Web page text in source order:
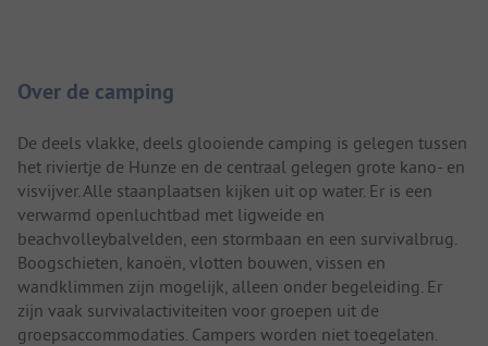
Over de camping
De deels vlakke, deels glooiende camping is gelegen tussen
het riviertje de Hunze en de centraal gelegen grote kano- en
visvijver. Alle staanplaatsen kijken uit op water. Er is een
verwarmd openluchtbad met ligweide en
beachvolleybalvelden, een stormbaan en een survivalbrug.
Boogschieten, kanoën, vlotten bouwen, vissen en
wandklimmen zijn mogelijk, alleen onder begeleiding. Er
zijn vaak survivalactiviteiten voor groepen uit de
groepsaccommodaties. Campers worden niet toegelaten.